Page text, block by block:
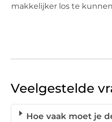
makkelijker los te
Veelgestelde
Hoe vaak moet je